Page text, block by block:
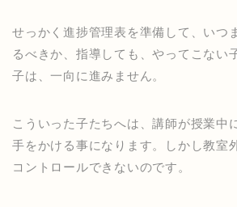
せっかく進捗管理表を準備して、いつ
るべきか、指導しても、やってこない
子は、一向に進みません。
こういった子たちへは、講師が授業中
手をかける事になります。しかし教室
コントロールできないのです。